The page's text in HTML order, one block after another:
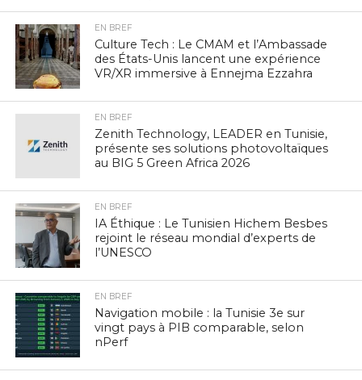
EN BREF
Culture Tech : Le CMAM et l’Ambassade
des États-Unis lancent une expérience
VR/XR immersive à Ennejma Ezzahra
EN BREF
Zenith Technology, LEADER en Tunisie,
présente ses solutions photovoltaïques
au BIG 5 Green Africa 2026
EN BREF
IA Éthique : Le Tunisien Hichem Besbes
rejoint le réseau mondial d’experts de
l’UNESCO
EN BREF
Navigation mobile : la Tunisie 3e sur
vingt pays à PIB comparable, selon
nPerf